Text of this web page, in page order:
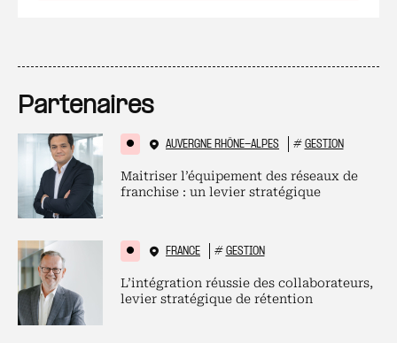
Partenaires
AUVERGNE RHÔNE-ALPES # GESTION
Maitriser l’équipement des réseaux de
franchise : un levier stratégique
FRANCE # GESTION
L’intégration réussie des collaborateurs,
levier stratégique de rétention